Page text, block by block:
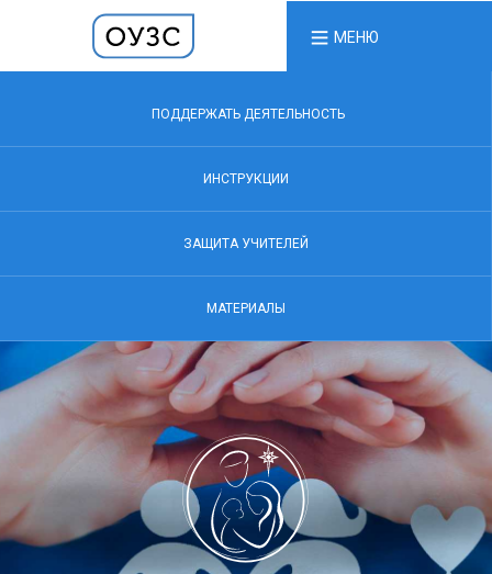
МЕНЮ
ПОДДЕРЖАТЬ ДЕЯТЕЛЬНОСТЬ
ИНСТРУКЦИИ
ЗАЩИТА УЧИТЕЛЕЙ
МАТЕРИАЛЫ